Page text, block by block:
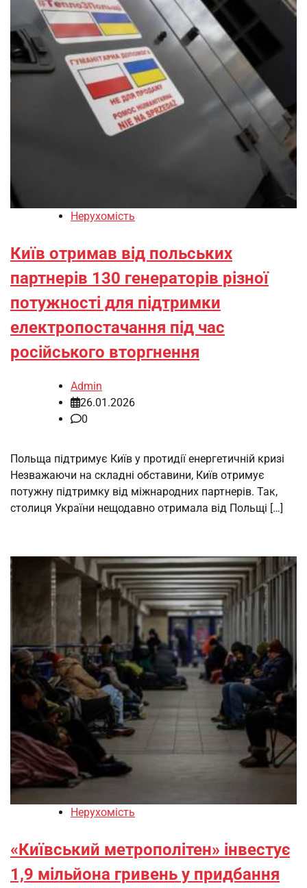
Нерухомість
Київ отримав від польських
партнерів 130 генераторів різної
потужності для підтримки
електропостачання під час
російського вторгнення
Admin
26.01.2026
0
Польща підтримує Київ у протидії енергетичній кризі
Незважаючи на складні обставини, Київ отримує
потужну підтримку від міжнародних партнерів. Так,
столиця України нещодавно отримала від Польщі […]
Нерухомість
«Київський метрополітен» інвестує
1,9 мільйона гривень у придбання